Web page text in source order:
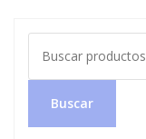
por:
Buscar